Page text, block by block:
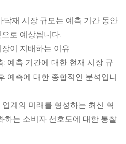
닥재 시장 규모는 예측 기간 동안
로 예상됩니다.
이 지배하는 이유
예측 기간에 대한 현재 시장 규
예측에 대한 종합적인 분석입니
계의 미래를 형성하는 최신 혁
하는 소비자 선호도에 대한 통찰